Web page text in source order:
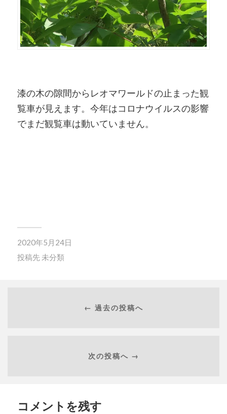
漆の木の隙間からレオマワールドの止まった観
覧車が見えます。今年はコロナウイルスの影響
でまだ観覧車は動いていません。
2020年5月24日
投稿先 未分類
← 過去の投稿へ
次の投稿へ →
コメントを残す